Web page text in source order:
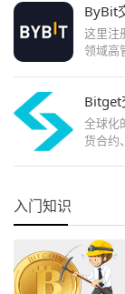
ByBit
这里注
领域高
Bitget
全球化
货合约
入门知识